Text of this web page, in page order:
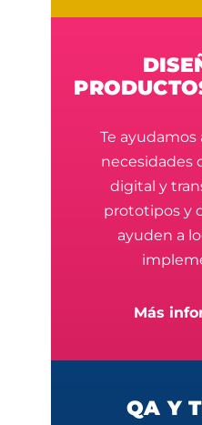
Te ayudamos
necesidades
digital y
prototipos y
ayuden a
Más
QA Y